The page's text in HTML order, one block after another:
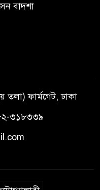
বাদশা
তলা) ফার্মগেট, ঢাকা
৩১৮৩৩৯